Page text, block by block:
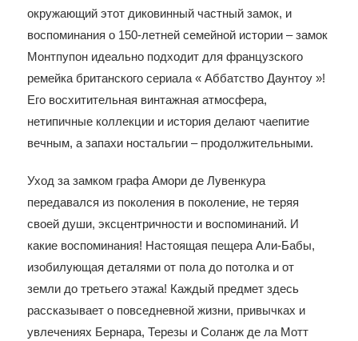
окружающий этот диковинный частный замок, и
воспоминания о 150-летней семейной истории – замок
Монтпупон идеально подходит для французского
ремейка британского сериала « Аббатство Даунтоу »!
Его восхитительная винтажная атмосфера,
нетипичные коллекции и история делают чаепитие
вечным, а запахи ностальгии – продолжительными.
Уход за замком графа Амори де Лувенкура
передавался из поколения в поколение, не теряя
своей души, эксцентричности и воспоминаний. И
какие воспоминания! Настоящая пещера Али-Бабы,
изобилующая деталями от пола до потолка и от
земли до третьего этажа! Каждый предмет здесь
рассказывает о повседневной жизни, привычках и
увлечениях Бернара, Терезы и Соланж де ла Мотт